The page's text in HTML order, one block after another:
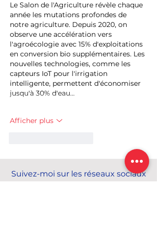
Le Salon de l'Agriculture révèle chaque
année les mutations profondes de
notre agriculture. Depuis 2020, on
observe une accélération vers
l'agroécologie avec 15% d'exploitations
en conversion bio supplémentaires. Les
nouvelles technologies, comme les
capteurs IoT pour l'irrigation
intelligente, permettent d'économiser
jusqu'à 30% d'eau…
Afficher plus
Suivez-moi sur les réseaux sociaux